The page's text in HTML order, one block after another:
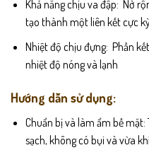
Khả năng chịu va đập: Nở
tạo thành một liên kết cực
Nhiệt độ chịu đựng: Phần
nhiệt độ nóng và lạnh
Hướng dẫn sử dụng:
Chuẩn bị và làm ẩm bề
sạch, không có bụi và vừa